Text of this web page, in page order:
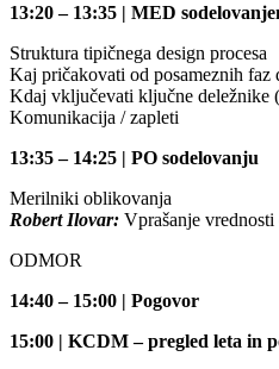
13:20 – 13:35 | MED
Struktura tipičnega design procesa
Kaj pričakovati od posameznih faz
Kdaj vključevati ključne deležnike
Komunikacija / zapleti
13:35 – 14:25 | PO sodelovanju
Merilniki oblikovanja
Robert Ilovar: Vprašanje
ODMOR
14:40 – 15:00 | Pogovor
15:00 | KCDM – pregled leta in